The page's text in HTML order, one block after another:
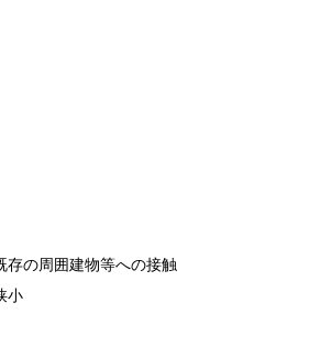
の周囲建物等への接触
小